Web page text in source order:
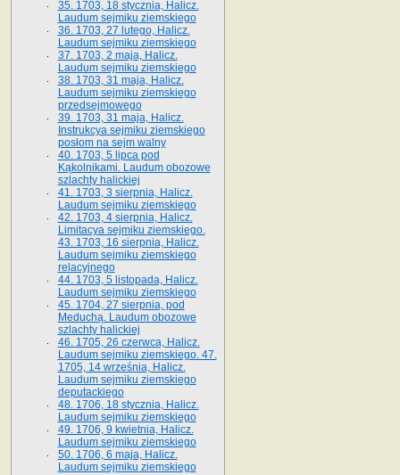
35. 1703, 18 stycznia, Halicz.
Laudum sejmiku ziemskiego
36. 1703, 27 lutego, Halicz.
Laudum sejmiku ziemskiego
37. 1703, 2 maja, Halicz.
Laudum sejmiku ziemskiego
38. 1703, 31 maja, Halicz.
Laudum sejmiku ziemskiego
przedsejmowego
39. 1703, 31 maja, Halicz.
Instrukcya sejmiku ziemskiego
posłom na sejm walny
40. 1703, 5 lipca pod
Kąkolnikami. Laudum obozowe
szlachty halickiej
41­. 1703, 3 sierpnia, Halicz.
Laudum sejmiku ziemskiego
42. 1703, 4 sierpnia, Halicz.
Limitacya sejmiku ziemskiego.
43. 1703, 16 sierpnia, Halicz.
Laudum sejmiku ziemskiego
relacyjnego
44. 1703, 5 listopada, Halicz.
Laudum sejmiku ziemskiego
45. 1704, 27 sierpnia, pod
Meduchą. Laudum obozowe
szlachty halickiej
46. 1705, 26 czerwca, Halicz.
Laudum sejmiku ziemskiego. 47.
1705, 14 września, Halicz.
Laudum sejmiku ziemskiego
deputackiego
48. 1706, 18 stycznia, Halicz.
Laudum sejmiku ziemskiego
49. 1706, 9 kwietnia, Halicz.
Laudum sejmiku ziemskiego
50. 1706, 6 maja, Halicz.
Laudum sejmiku ziemskiego